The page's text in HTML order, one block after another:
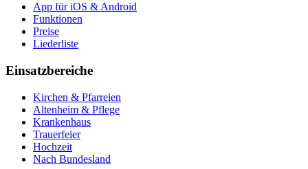
App für iOS & Android
Funktionen
Preise
Liederliste
Einsatzbereiche
Kirchen & Pfarreien
Altenheim & Pflege
Krankenhaus
Trauerfeier
Hochzeit
Nach Bundesland